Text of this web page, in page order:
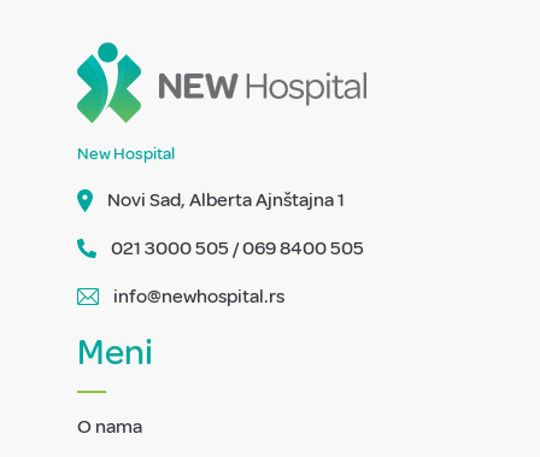
New Hospital
Novi Sad, Alberta Ajnštajna 1
021 3000 505 / 069 8400 505
info@newhospital.rs
Meni
O nama